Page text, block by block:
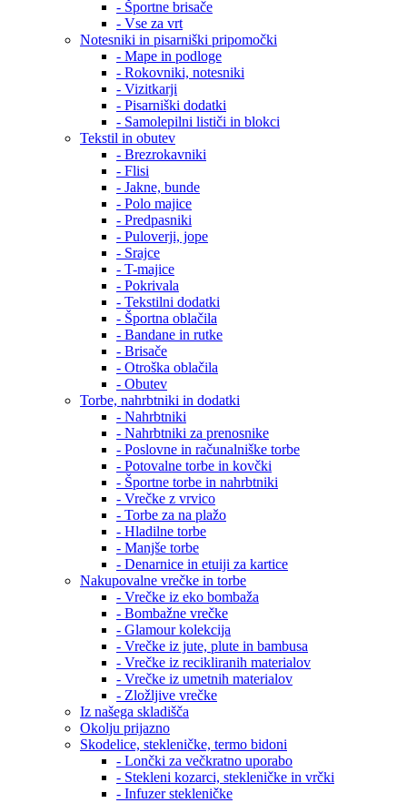
- Športne brisače
- Vse za vrt
Notesniki in pisarniški pripomočki
- Mape in podloge
- Rokovniki, notesniki
- Vizitkarji
- Pisarniški dodatki
- Samolepilni lističi in blokci
Tekstil in obutev
- Brezrokavniki
- Flisi
- Jakne, bunde
- Polo majice
- Predpasniki
- Puloverji, jope
- Srajce
- T-majice
- Pokrivala
- Tekstilni dodatki
- Športna oblačila
- Bandane in rutke
- Brisače
- Otroška oblačila
- Obutev
Torbe, nahrbtniki in dodatki
- Nahrbtniki
- Nahrbtniki za prenosnike
- Poslovne in računalniške torbe
- Potovalne torbe in kovčki
- Športne torbe in nahrbtniki
- Vrečke z vrvico
- Torbe za na plažo
- Hladilne torbe
- Manjše torbe
- Denarnice in etuiji za kartice
Nakupovalne vrečke in torbe
- Vrečke iz eko bombaža
- Bombažne vrečke
- Glamour kolekcija
- Vrečke iz jute, plute in bambusa
- Vrečke iz recikliranih materialov
- Vrečke iz umetnih materialov
- Zložljive vrečke
Iz našega skladišča
Okolju prijazno
Skodelice, stekleničke, termo bidoni
- Lončki za večkratno uporabo
- Stekleni kozarci, stekleničke in vrčki
- Infuzer stekleničke